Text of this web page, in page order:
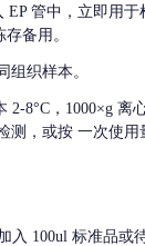
EP 管中，立即用
备用。
组织样本。
2-8°C，1000×g 离
测，或按 一次使用
入 100ul 标准品或